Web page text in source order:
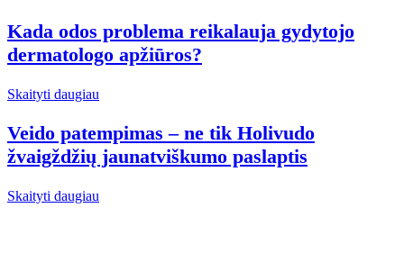
Kada odos problema reikalauja gydytojo
dermatologo apžiūros?
Skaityti daugiau
Veido patempimas – ne tik Holivudo
žvaigždžių jaunatviškumo paslaptis
Skaityti daugiau